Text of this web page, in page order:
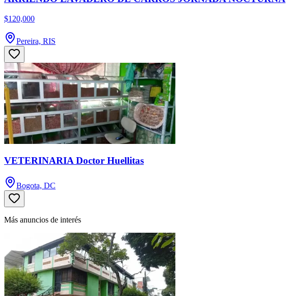
$120,000
Pereira, RIS
VETERINARIA Doctor Huellitas
Bogota, DC
Más anuncios de interés